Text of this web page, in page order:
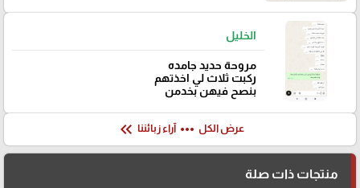
الخليل
مروحة حديد جامده
ركبت ثلاث لي اخذتهم
بنصح فيهن بخدمن
عرض الكل more_horiz آراء زبائننا keyboard_double_arrow_left
منتجات ذات صلة